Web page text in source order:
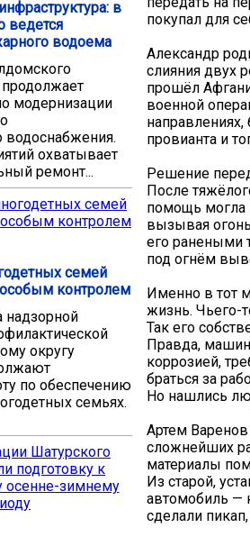
в
ведется
водоема
продолжает
модернизации
водоснабжения.
охватывает
ремонт...
семей
контролем
надзорной
округу
по обеспечению
семьях.
покупал для
Александр
слияния двух
прошёл
военной
провианта и
Решение
После
помощь могла
вызывая
его ранеными
под огнём
Именно в тот
жизнь. Чьего-
Так его
Правда,
коррозией,
браться за
Но нашлись
Артем
сложнейших
материалы
Из старой,
автомобиль —
сделали